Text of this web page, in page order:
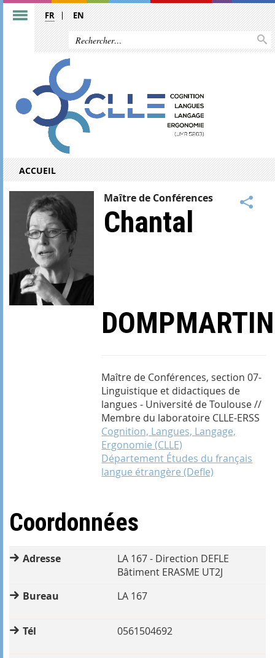
FR EN
ACCUEIL
Maître de Conférences
Chantal
DOMPMARTIN
Maître de Conférences, section 07-
Linguistique et didactiques de
langues - Université de Toulouse //
Membre du laboratoire CLLE-ERSS
Cognition, Langues, Langage,
Ergonomie (CLLE)
Département Études du français
langue étrangère (Defle)
Coordonnées
Adresse
LA 167 - Direction DEFLE
Bâtiment ERASME UT2J
Bureau
LA 167
Tél 0561504692